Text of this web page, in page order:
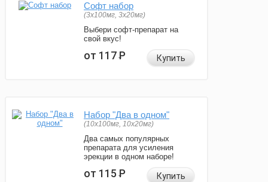
Софт набор
(3x100мг, 3x20мг)
Выбери софт-препарат на
свой вкус!
от 117Р Купить
Набор "Два в одном"
(10x100мг, 10x20мг)
Два самых популярных
препарата для усиления
эрекции в одном наборе!
от 115Р Купить